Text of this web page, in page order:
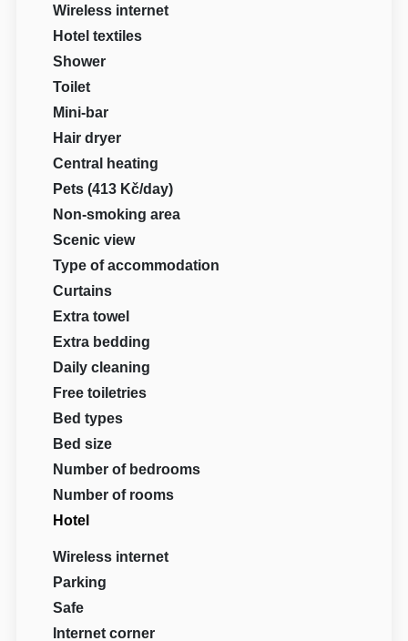
Wireless internet
Hotel textiles
Shower
Toilet
Mini-bar
Hair dryer
Central heating
Pets (413 Kč/day)
Non-smoking area
Scenic view
Type of accommodation
Curtains
Extra towel
Extra bedding
Daily cleaning
Free toiletries
Bed types
Bed size
Number of bedrooms
Number of rooms
Hotel
Wireless internet
Parking
Safe
Internet corner